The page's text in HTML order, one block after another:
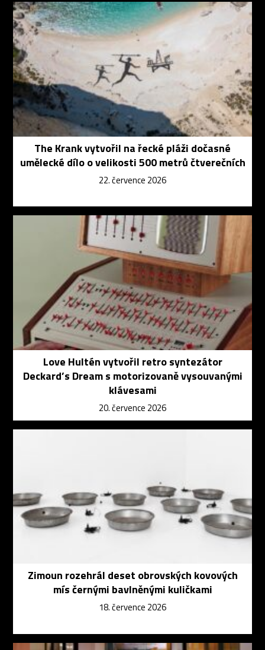
The Krank vytvořil na řecké pláži dočasné
umělecké dílo o velikosti 500 metrů čtverečních
22. července 2026
Love Hultén vytvořil retro syntezátor
Deckard’s Dream s motorizovaně vysouvanými
klávesami
20. července 2026
Zimoun rozehrál deset obrovských kovových
mís černými bavlněnými kuličkami
18. července 2026